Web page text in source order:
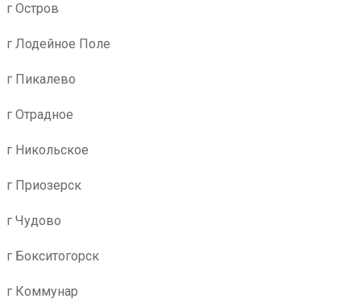
г Остров
г Лодейное Поле
г Пикалево
г Отрадное
г Никольское
г Приозерск
г Чудово
г Бокситогорск
г Коммунар